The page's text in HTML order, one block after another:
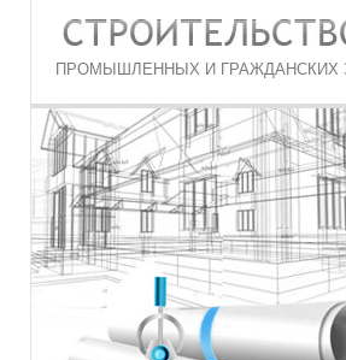
ПРОМЫШЛЕННЫХ И ГРАЖДАНСКИХ